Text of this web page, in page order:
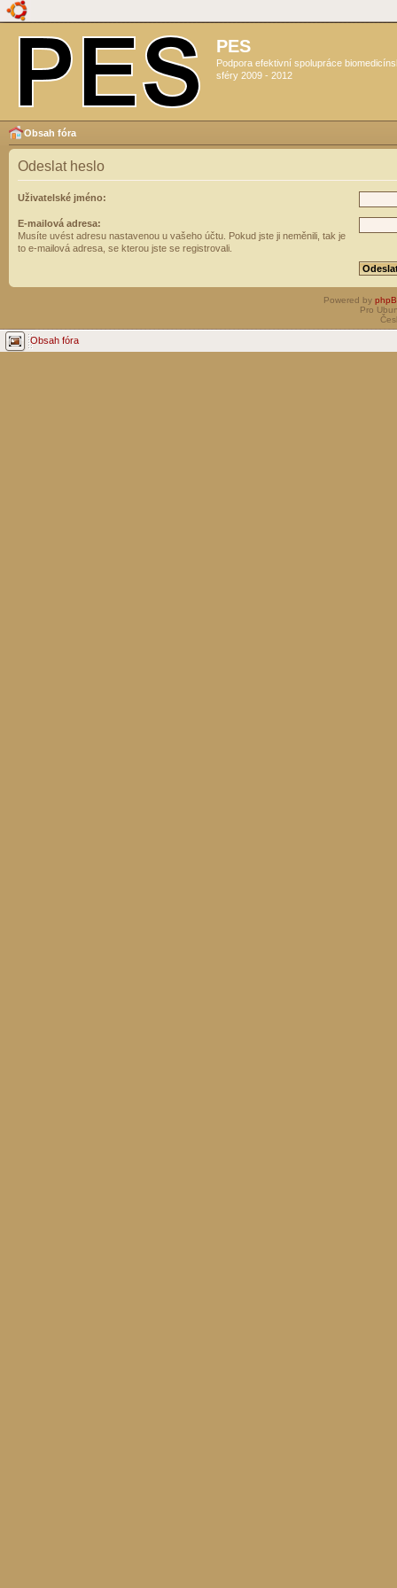
PES
Podpora efektivní spolupráce
sféry 2009 - 2012
Obsah fóra
Odeslat heslo
Uživatelské jméno:
E-mailová adresa:
Musíte uvést adresu nastavenou u vašeho účtu. Pokud jste ji neměnili, tak je
to e-mailová adresa, se kterou jste se registrovali.
Powered by
Pro
Obsah fóra